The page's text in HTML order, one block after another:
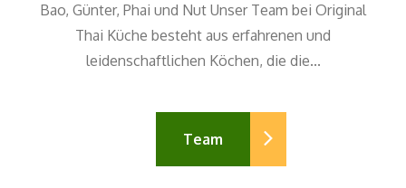
Bao, Günter, Phai und Nut Unser Team bei Original
Thai Küche besteht aus erfahrenen und
leidenschaftlichen Köchen, die die...
Team